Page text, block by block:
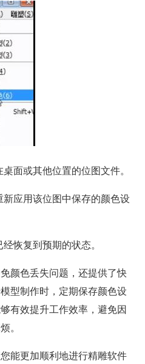
面或其他位置的位图文件。
应用该位图中保存的颜色设
恢复到预期的状态。
颜色丢失问题，还提供了快
型制作时，定期保存颜色设
有效提升工作效率，避免因
。
能更加顺利地进行精雕软件